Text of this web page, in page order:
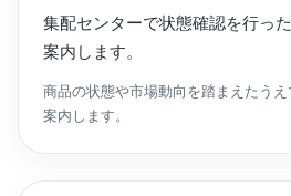
集配センターで状態確認を行っ
案内します。
商品の状態や市場動向を踏まえたう
案内します。